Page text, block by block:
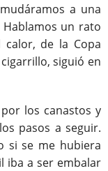
a una
un rato
de la Copa
siguió en
los canastos y
pasos a seguir.
si se me hubiera
iba a ser embalar